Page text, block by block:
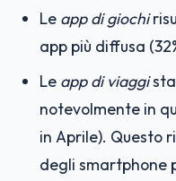
Le app di giochi
app più diffusa
Le app di viaggi
notevolmente in
in Aprile). Questo
degli smartphone